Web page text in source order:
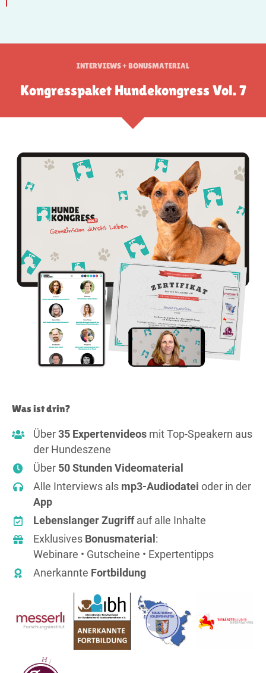
INTERVIEWS + BONUSMATERIAL
Kongresspaket Hundekongress Vol. 7
Was ist drin?
Über35 Expertenvideos mit Top-Speakern aus
der Hundeszene
Über 50 Stunden Videomaterial
Alle Interviews als mp3-Audiodatei oder in der
App
Lebenslanger Zugriffauf alle Inhalte
Exklusives Bonusmaterial :
Webinare • Gutscheine • Expertentipps
Anerkannte Fortbildung